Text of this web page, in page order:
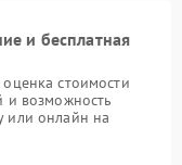
и бесплатная
стоимости
и возможность
или онлайн на